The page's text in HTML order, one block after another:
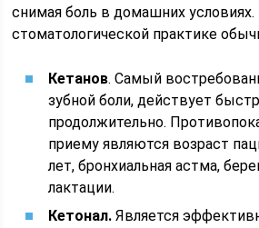
снимая боль в домашних условиях.
стоматологической практике
Кетанов. Самый
зубной боли, действует
продолжительно.
приему являются возраст
лет, бронхиальная астма,
лактации.
Кетонал. Является